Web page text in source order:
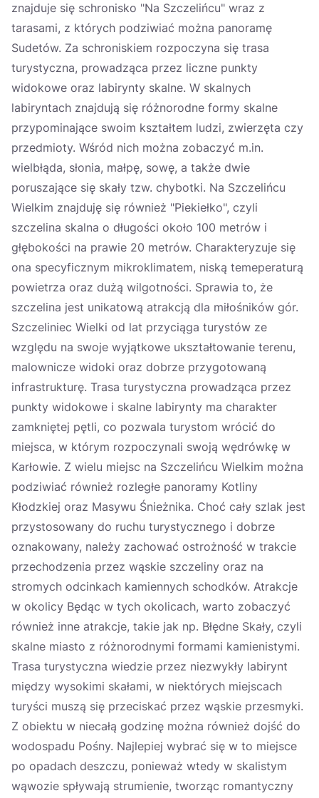
znajduje się schronisko "Na Szczelińcu" wraz z
tarasami, z których podziwiać można panoramę
Sudetów. Za schroniskiem rozpoczyna się trasa
turystyczna, prowadząca przez liczne punkty
widokowe oraz labirynty skalne. W skalnych
labiryntach znajdują się różnorodne formy skalne
przypominające swoim kształtem ludzi, zwierzęta czy
przedmioty. Wśród nich można zobaczyć m.in.
wielbłąda, słonia, małpę, sowę, a także dwie
poruszające się skały tzw. chybotki. Na Szczelińcu
Wielkim znajduję się również "Piekiełko", czyli
szczelina skalna o długości około 100 metrów i
głębokości na prawie 20 metrów. Charakteryzuje się
ona specyficznym mikroklimatem, niską temeperaturą
powietrza oraz dużą wilgotności. Sprawia to, że
szczelina jest unikatową atrakcją dla miłośników gór.
Szczeliniec Wielki od lat przyciąga turystów ze
względu na swoje wyjątkowe ukształtowanie terenu,
malownicze widoki oraz dobrze przygotowaną
infrastrukturę. Trasa turystyczna prowadząca przez
punkty widokowe i skalne labirynty ma charakter
zamkniętej pętli, co pozwala turystom wrócić do
miejsca, w którym rozpoczynali swoją wędrówkę w
Karłowie. Z wielu miejsc na Szczelińcu Wielkim można
podziwiać również rozległe panoramy Kotliny
Kłodzkiej oraz Masywu Śnieżnika. Choć cały szlak jest
przystosowany do ruchu turystycznego i dobrze
oznakowany, należy zachować ostrożność w trakcie
przechodzenia przez wąskie szczeliny oraz na
stromych odcinkach kamiennych schodków. Atrakcje
w okolicy Będąc w tych okolicach, warto zobaczyć
również inne atrakcje, takie jak np. Błędne Skały, czyli
skalne miasto z różnorodnymi formami kamienistymi.
Trasa turystyczna wiedzie przez niezwykły labirynt
między wysokimi skałami, w niektórych miejscach
turyści muszą się przeciskać przez wąskie przesmyki.
Z obiektu w niecałą godzinę można również dojść do
wodospadu Pośny. Najlepiej wybrać się w to miejsce
po opadach deszczu, ponieważ wtedy w skalistym
wąwozie spływają strumienie, tworząc romantyczny